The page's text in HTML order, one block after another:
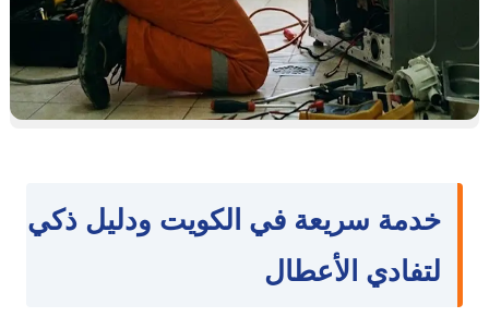
خدمة سريعة في الكويت ودليل ذكي
لتفادي الأعطال